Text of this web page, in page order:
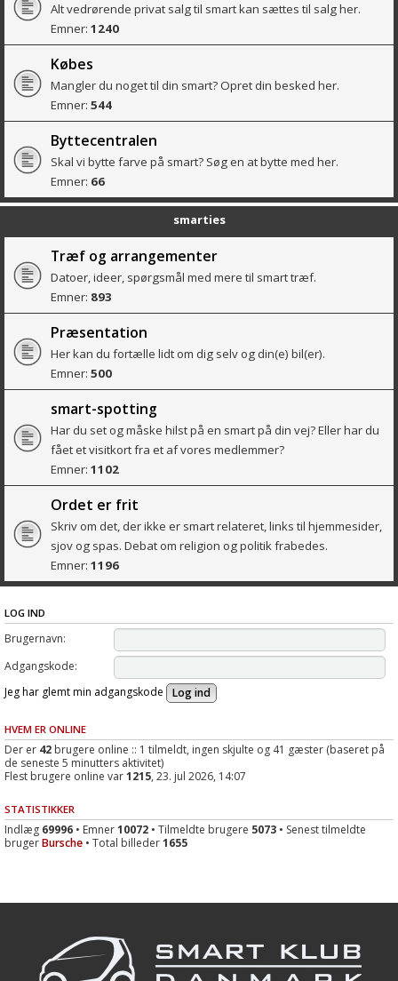
Alt vedrørende privat salg til smart kan sættes til salg her.
Emner: 1240
Købes
Mangler du noget til din smart? Opret din besked her.
Emner: 544
Byttecentralen
Skal vi bytte farve på smart? Søg en at bytte med her.
Emner: 66
smarties
Træf og arrangementer
Datoer, ideer, spørgsmål med mere til smart træf.
Emner: 893
Præsentation
Her kan du fortælle lidt om dig selv og din(e) bil(er).
Emner: 500
smart-spotting
Har du set og måske hilst på en smart på din vej? Eller har du
fået et visitkort fra et af vores medlemmer?
Emner: 1102
Ordet er frit
Skriv om det, der ikke er smart relateret, links til hjemmesider,
sjov og spas. Debat om religion og politik frabedes.
Emner: 1196
LOG IND
Brugernavn:
Adgangskode:
Jeg har glemt min adgangskode
HVEM ER ONLINE
Der er 42 brugere online :: 1 tilmeldt, ingen skjulte og 41 gæster (baseret på
de seneste 5 minutters aktivitet)
Flest brugere online var1215, 23. jul 2026, 14:07
STATISTIKKER
Indlæg 69996 • Emner10072 • Tilmeldte brugere 5073 • Senest tilmeldte
brugerBursche • Total billeder1655